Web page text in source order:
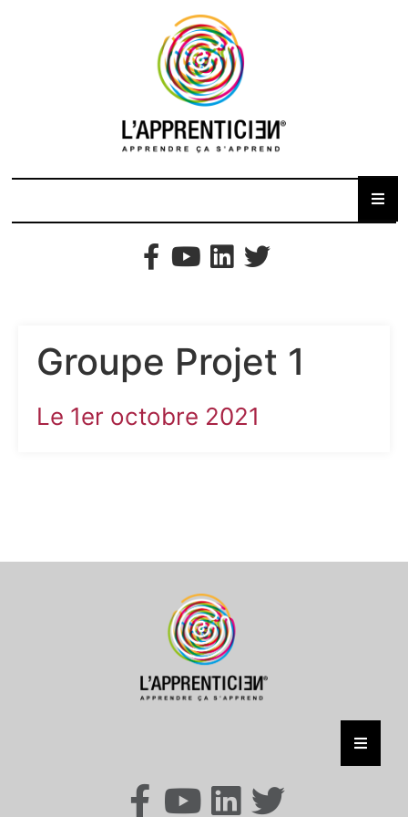
Groupe Projet 1
Le 1er octobre 2021